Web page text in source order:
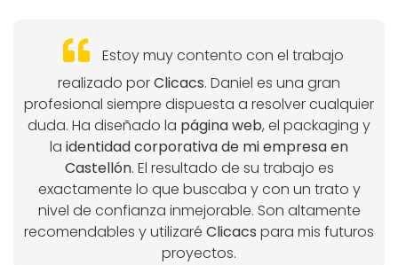
Estoy muy contento con el trabajo
realizado porClicacs. Daniel es una gran
profesional siempre dispuesta a resolver cualquier
duda. Ha diseñado la página web, el packaging y
la identidad corporativa de mi empresa en
Castellón. El resultado de su trabajo es
exactamente lo que buscaba y con un trato y
nivel de confianza inmejorable. Son altamente
recomendables y utilizaré Clicacs para mis futuros
proyectos.